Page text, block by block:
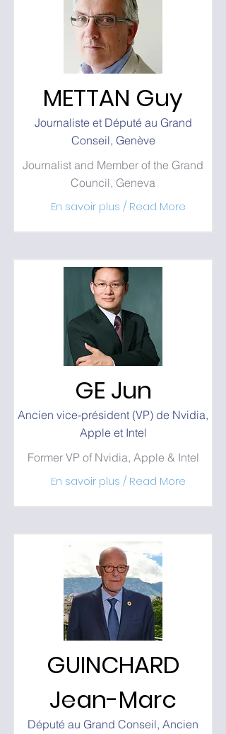
METTAN Guy
Journaliste et Député au Grand
Conseil, Genève
Journalist and Member of the Grand
Council, Geneva
En savoir plus / Read More
GE Jun
Ancien vice-président (VP) de Nvidia,
Apple et Intel
Former VP of Nvidia, Apple & Intel
En savoir plus / Read More
GUINCHARD
Jean-Marc
Député au Grand Conseil, Ancien